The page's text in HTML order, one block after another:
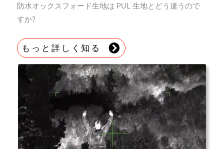
防水オックスフォード生地は PUL 生地とどう違うので
すか?
もっと詳しく知る